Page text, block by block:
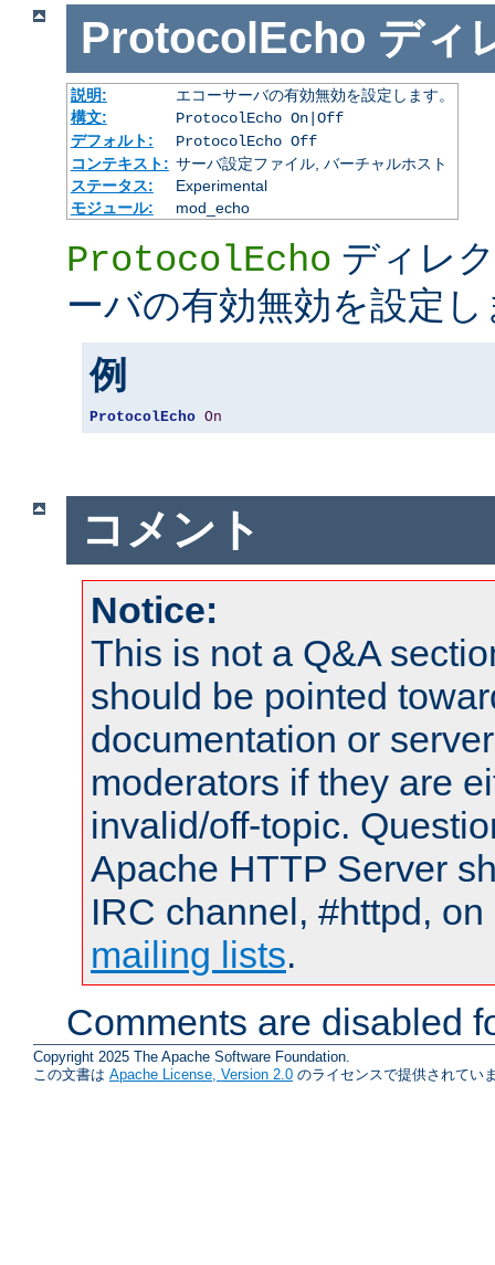
ProtocolEcho ディ
説明:
エコーサーバの有効無効を設定します。
構文:
ProtocolEcho On|Off
デフォルト:
ProtocolEcho Off
コンテキスト: サーバ設定ファイル, バーチャルホスト
ステータス:
Experimental
モジュール:
mod_echo
ProtocolEcho ディレ
ーバの有効無効を設定
例
ProtocolEcho On
コメント
Notice:
This is not a Q&A
should be pointed
documentation or
moderators if they are
invalid/off-topic.
Apache HTTP Server
IRC channel, #httpd,
mailing lists.
Comments are disabled
Copyright 2025 The Apache Software Foundation.
この文書は Apache License, Version 2.0 のライセンスで提供されてい